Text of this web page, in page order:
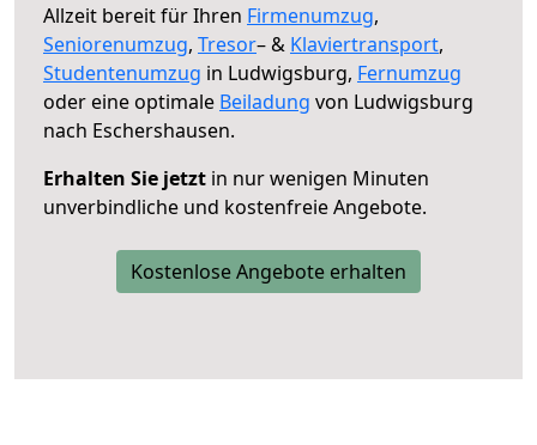
Allzeit bereit für Ihren Firmenumzug,
Seniorenumzug, Tresor– & Klaviertransport,
Studentenumzug in Ludwigsburg, Fernumzug
oder eine optimale Beiladung von Ludwigsburg
nach Eschershausen.
Erhalten Sie jetzt in nur wenigen Minuten
unverbindliche und kostenfreie Angebote.
Kostenlose Angebote erhalten